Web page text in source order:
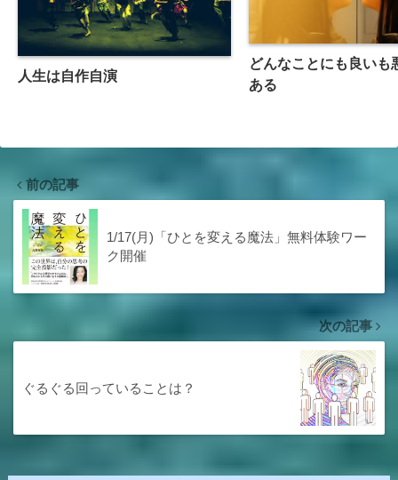
人生は自作自演
どんなことにも良いも
ある
前の記事
1/17(月)「ひとを変える魔法」無料体験ワー
ク開催
次の記事
ぐるぐる回っていることは？